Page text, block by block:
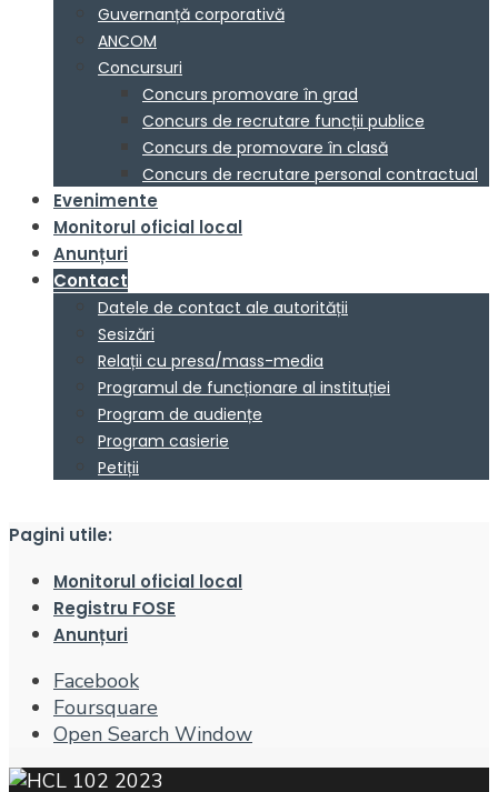
Guvernanță corporativă
ANCOM
Concursuri
Concurs promovare în grad
Concurs de recrutare funcții publice
Concurs de promovare în clasă
Concurs de recrutare personal contractual
Evenimente
Monitorul oficial local
Anunțuri
Contact
Datele de contact ale autorității
Sesizări
Relații cu presa/mass-media
Programul de funcționare al instituției
Program de audiențe
Program casierie
Petiții
Pagini utile:
Monitorul oficial local
Registru FOSE
Anunțuri
Facebook
Foursquare
Open Search Window